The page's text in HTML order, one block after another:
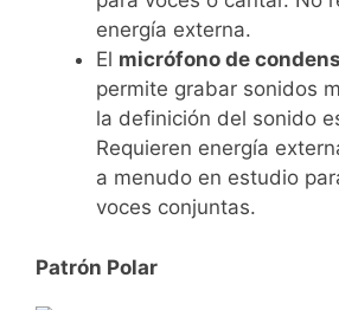
energía externa.
El micrófono de
permite grabar sonidos
la definición del sonido
Requieren energía
a menudo en estudio
voces conjuntas.
Patrón Polar